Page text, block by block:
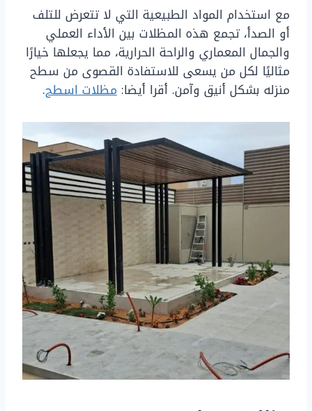
مع استخدام المواد الطبيعية التي لا تتعرض للتلف
أو الصدأ، تجمع هذه المظلات بين الأداء العملي
والجمال المعماري والراحة الحرارية، مما يجعلها خيارًا
مثاليًا لكل من يسعى للاستفادة القصوى من سطح
منزله بشكل أنيق وآمن. أقرا أيضا: مظلات اسطح.